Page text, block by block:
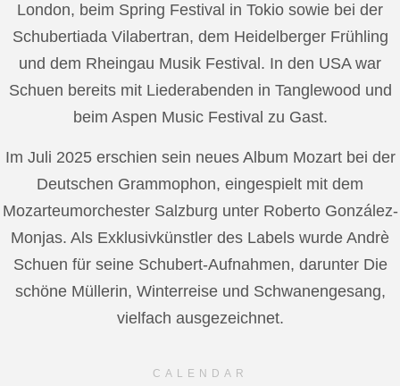
London, beim Spring Festival in Tokio sowie bei der
Schubertiada Vilabertran, dem Heidelberger Frühling
und dem Rheingau Musik Festival. In den USA war
Schuen bereits mit Liederabenden in Tanglewood und
beim Aspen Music Festival zu Gast.
Im Juli 2025 erschien sein neues Album Mozart bei der
Deutschen Grammophon, eingespielt mit dem
Mozarteumorchester Salzburg unter Roberto González-
Monjas. Als Exklusivkünstler des Labels wurde Andrè
Schuen für seine Schubert-Aufnahmen, darunter Die
schöne Müllerin, Winterreise und Schwanengesang,
vielfach ausgezeichnet.
CALENDAR